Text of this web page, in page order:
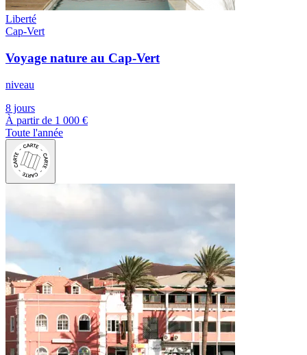
Liberté
Cap-Vert
Voyage nature au Cap-Vert
niveau
8 jours
À partir de 1 000 €
Toute l'année